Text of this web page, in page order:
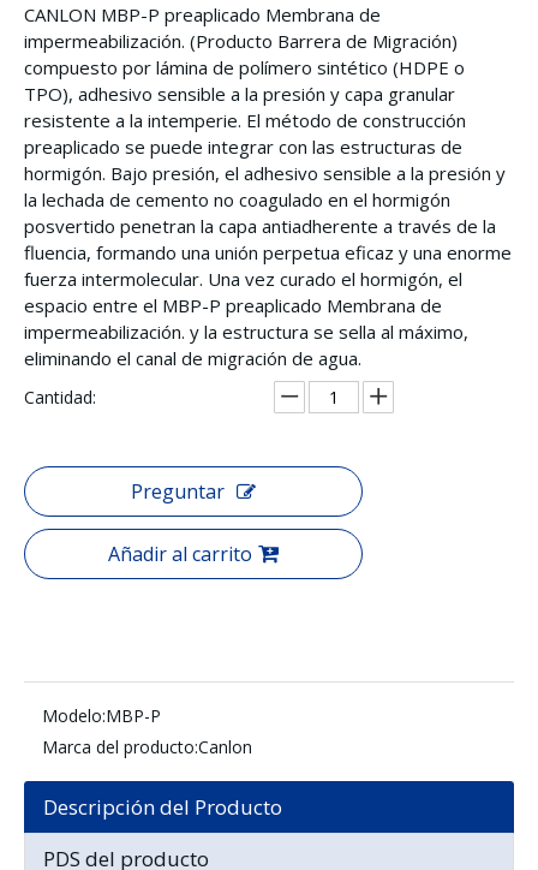
CANLON MBP-P preaplicado Membrana de
impermeabilización. (Producto Barrera de Migración)
compuesto por lámina de polímero sintético (HDPE o
TPO), adhesivo sensible a la presión y capa granular
resistente a la intemperie. El método de construcción
preaplicado se puede integrar con las estructuras de
hormigón. Bajo presión, el adhesivo sensible a la presión y
la lechada de cemento no coagulado en el hormigón
posvertido penetran la capa antiadherente a través de la
fluencia, formando una unión perpetua eficaz y una enorme
fuerza intermolecular. Una vez curado el hormigón, el
espacio entre el MBP-P preaplicado Membrana de
impermeabilización. y la estructura se sella al máximo,
eliminando el canal de migración de agua.
Cantidad:
Preguntar
Añadir al carrito
Modelo:MBP-P
Marca del producto:Canlon
Descripción del Producto
PDS del producto